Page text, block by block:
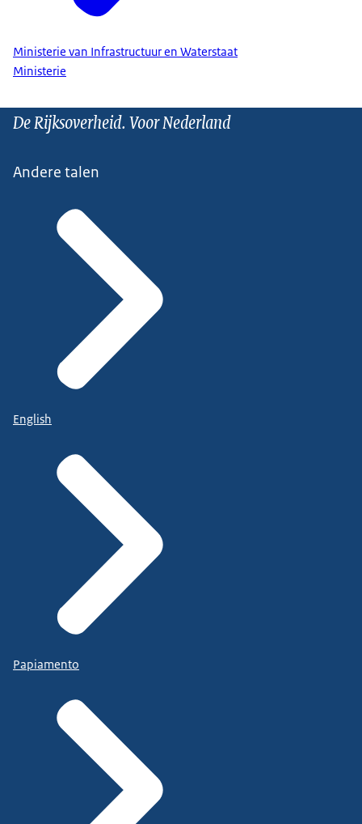
Ministerie van Infrastructuur en Waterstaat
Ministerie
De Rijksoverheid. Voor Nederland
Andere talen
English
Papiamento